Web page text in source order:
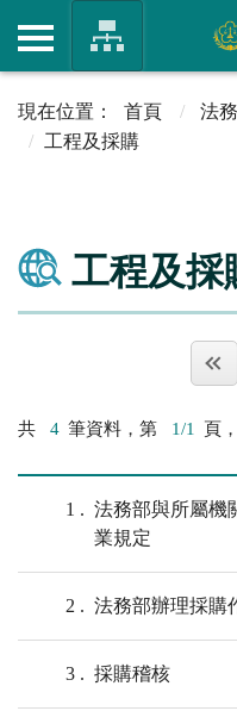
首頁 法
工程及採購
工程及採
共 4 筆資料，第 1/1 頁
1
法務部與所屬機
業規定
2 法務部辦理採購
3 採購稽核